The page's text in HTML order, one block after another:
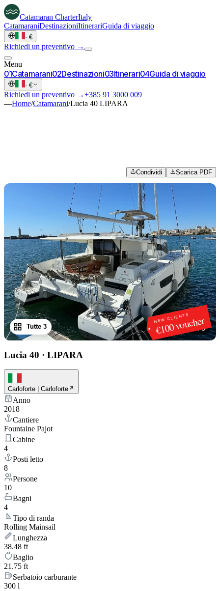
Catamaran CharterItaly
CatamaraniDestinazioniItinerariGuida di viaggio
· €
Richiedi un preventivo →
Menu
01Catamarani02Destinazioni03Itinerari04Guida di viaggio
· €
Richiedi un preventivo →+385 91 3000 009
—Home/Catamarani/Lucia 40 LIPARA
Condividi Scarica PDF
NEW CLIENTS
€100 voucher
1 /3
Tutte 3
Lucia 40 · LIPARA
Carloforte | Carloforte
Anno
2018
Cantiere
Fountaine Pajot
Cabine
4
Posti letto
8
Persone
10
Bagni
4
Tipo di randa
Rolling Mainsail
Lunghezza
38.48 ft
Baglio
21.75 ft
Serbatoio carburante
300 l